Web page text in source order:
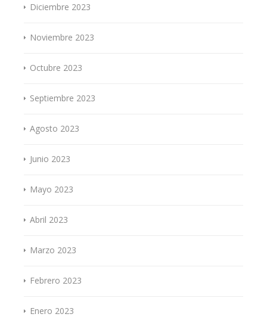
Diciembre 2023
Noviembre 2023
Octubre 2023
Septiembre 2023
Agosto 2023
Junio 2023
Mayo 2023
Abril 2023
Marzo 2023
Febrero 2023
Enero 2023